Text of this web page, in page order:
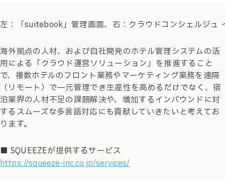
左：「suitebook」管理画面、右：クラウドコンシェルジュ
海外拠点の人材、および自社開発のホテル管理システムの活
用による「クラウド運営ソリューション」を推進すること
で、複数ホテルのフロント業務やマーケティング業務を遠隔
（リモート）で一元管理でき生産性を高めるだけでなく、宿
泊業界の人材不足の課題解決や、増加するインバウンドに対
するスムーズな多言語対応にも貢献していきたいと考えてお
ります。
■ SQUEEZEが提供するサービス
https://squeeze-inc.co.jp/services/